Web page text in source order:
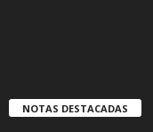
NOTAS DESTACADAS